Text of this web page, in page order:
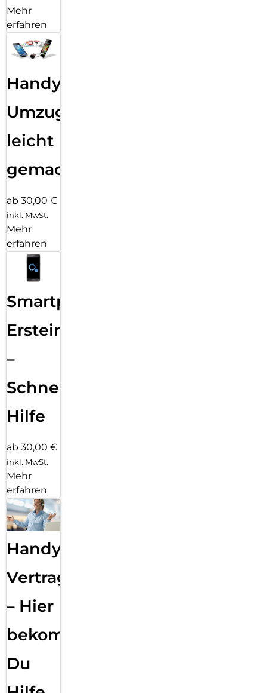
Mehr
erfahren
Handy
Umzug
leicht
gemacht!
ab 30,00 €
inkl. MwSt.
Mehr
erfahren
Smartphone
Ersteinrichtung
–
Schnelle
Hilfe
ab 30,00 €
inkl. MwSt.
Mehr
erfahren
Handy
Vertragsabwicklung
– Hier
bekommst
Du